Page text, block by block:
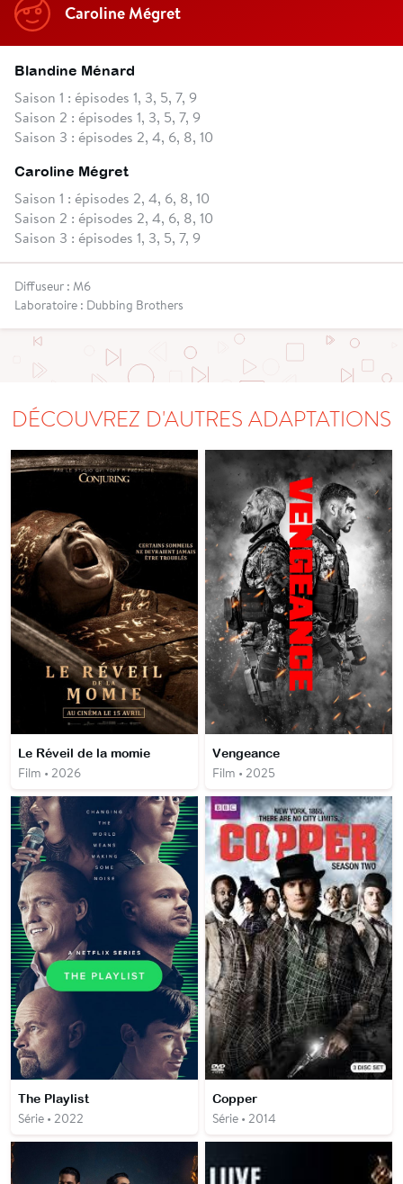
Caroline Mégret
Blandine Ménard
Saison 1 : épisodes 1, 3, 5, 7, 9
Saison 2 : épisodes 1, 3, 5, 7, 9
Saison 3 : épisodes 2, 4, 6, 8, 10
Caroline Mégret
Saison 1 : épisodes 2, 4, 6, 8, 10
Saison 2 : épisodes 2, 4, 6, 8, 10
Saison 3 : épisodes 1, 3, 5, 7, 9
Diffuseur : M6
Laboratoire : Dubbing Brothers
DÉCOUVREZ D'AUTRES ADAPTATIONS
Le Réveil de la momie
Film • 2026
Vengeance
Film • 2025
The Playlist
Série • 2022
Copper
Série • 2014